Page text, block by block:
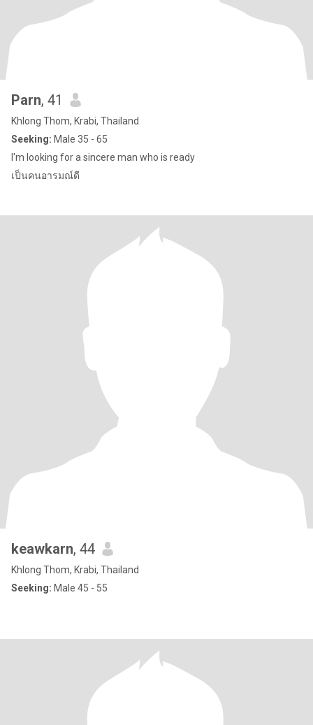
Parn, 41
Khlong Thom, Krabi, Thailand
Seeking: Male 35 - 65
I'm looking for a sincere man who is ready
เป็นคนอารมณ์ดี
keawkarn, 44
Khlong Thom, Krabi, Thailand
Seeking: Male 45 - 55